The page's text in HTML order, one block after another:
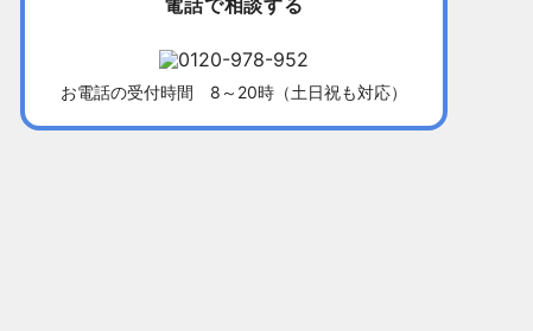
電話で相談する
お電話の受付時間 8～20時（土日祝も対応）